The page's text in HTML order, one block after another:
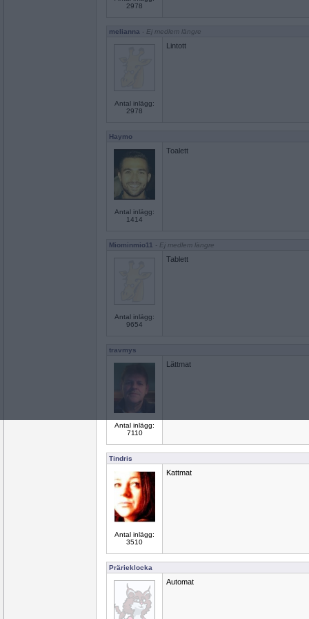
2978
melianna - Ej medlem längre
Antal inlägg:
2978
Lintott
Haymo
Antal inlägg:
1414
Toalett
Miominmio11 - Ej medlem längre
Antal inlägg:
9654
Tablett
travmys
Antal inlägg:
7110
Lättmat
Tindris
Antal inlägg:
3510
Kattmat
Prärieklocka
Automat